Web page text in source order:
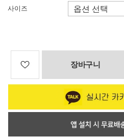
사이즈
장바구니